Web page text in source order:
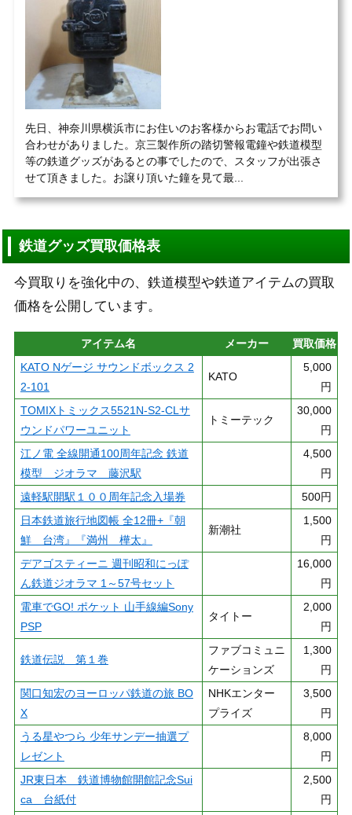
先日、神奈川県横浜市にお住いのお客様からお電話でお問い
合わせがありました。京三製作所の踏切警報電鐘や鉄道模型
等の鉄道グッズがあるとの事でしたので、スタッフが出張さ
せて頂きました。お譲り頂いた鐘を見て最...
鉄道グッズ買取価格表
今買取りを強化中の、鉄道模型や鉄道アイテムの買取
価格を公開しています。
アイテム名 メーカー
買取価格
KATO Nゲージ サウンドボックス 2
2-101
KATO
5,000
円
TOMIXトミックス5521N-S2-CLサ
ウンドパワーユニット
トミーテック
30,000
円
江ノ電 全線開通100周年記念 鉄道
模型 ジオラマ 藤沢駅
4,500
円
遠軽駅開駅１００周年記念入場券
500円
日本鉄道旅行地図帳 全12冊+『朝
鮮 台湾』『満州 樺太』
新潮社
1,500
円
デアゴスティーニ 週刊昭和にっぽ
ん鉄道ジオラマ 1～57号セット
16,000
円
電車でGO! ポケット 山手線編Sony
PSP
タイトー
2,000
円
鉄道伝説 第１巻
ファブコミュニ
ケーションズ
1,300
円
関口知宏のヨーロッパ鉄道の旅 BO
X
NHKエンター
プライズ
3,500
円
うる星やつら 少年サンデー抽選プ
レゼント
8,000
円
JR東日本 鉄道博物館開館記念Sui
ca 台紙付
2,500
円